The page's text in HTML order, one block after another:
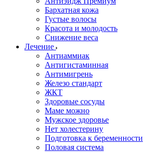
Бархатная кожа
Густые волосы
Красота и молодость
Снижение веса
Лечение
Антиаммиак
Антигистаминная
Антимигрень
Железо стандарт
ЖКТ
Здоровые сосуды
Маме можно
Мужское здоровье
Нет холестерину
Подготовка к беременности
Половая система